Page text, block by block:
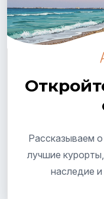
Рассказываем
лучшие
наследие